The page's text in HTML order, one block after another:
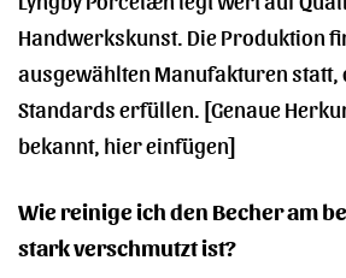
Handwerkskunst. Die Produktion
ausgewählten Manufakturen statt,
Standards erfüllen. [Genaue
bekannt, hier einfügen]
Wie reinige ich den Becher am
stark verschmutzt ist?